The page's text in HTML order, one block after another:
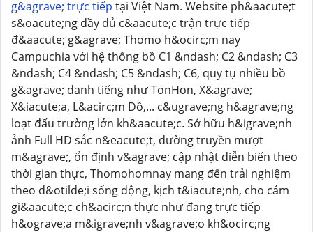
g&agrave; trực tiếp tại Việt Nam. Website ph&aacute;t
s&oacute;ng đầy đủ c&aacute;c trận trực tiếp
đ&aacute; g&agrave; Thomo h&ocirc;m nay
Campuchia với hệ thống bồ C1 &ndash; C2 &ndash; C3
&ndash; C4 &ndash; C5 &ndash; C6, quy tụ nhiều bồ
g&agrave; danh tiếng như TonHon, X&agrave;
X&iacute;a, L&acirc;m Dồ,... c&ugrave;ng h&agrave;ng
loạt đấu trường lớn kh&aacute;c. Sở hữu h&igrave;nh
ảnh Full HD sắc n&eacute;t, đường truyền mượt
m&agrave;, ổn định v&agrave; cập nhật diễn biến theo
thời gian thực, Thomohomnay mang đến trải nghiệm
theo d&otilde;i sống động, kịch t&iacute;nh, cho cảm
gi&aacute;c ch&acirc;n thực như đang trực tiếp
h&ograve;a m&igrave;nh v&agrave;o kh&ocirc;ng